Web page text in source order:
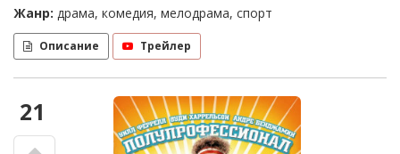
Жанр: драма, комедия, мелодрама, спорт
Описание Трейлер
21